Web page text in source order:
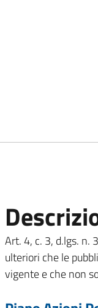
Art. 4, c. 3, d.lgs.
ulteriori che le
vigente e che non